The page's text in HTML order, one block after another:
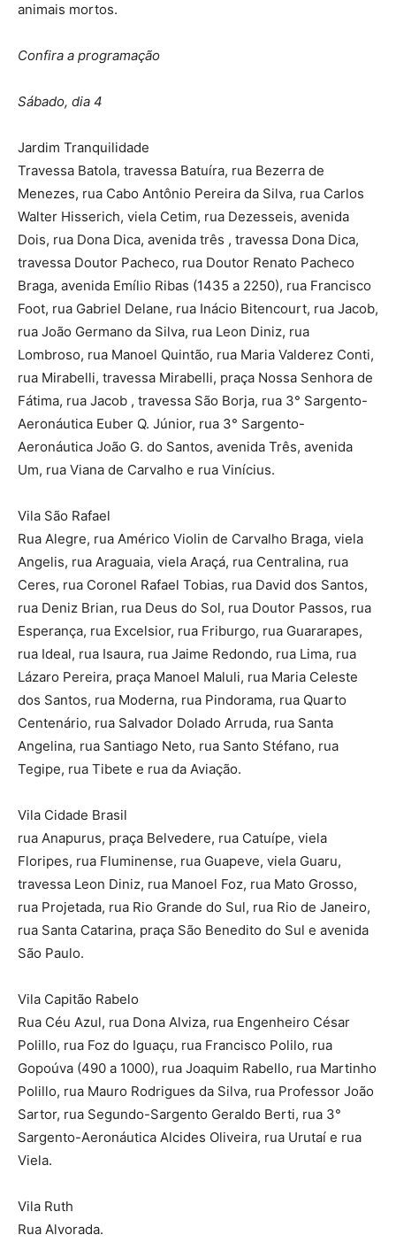
animais mortos.
Confira a programação
Sábado, dia 4
Jardim Tranquilidade
Travessa Batola, travessa Batuíra, rua Bezerra de
Menezes, rua Cabo Antônio Pereira da Silva, rua Carlos
Walter Hisserich, viela Cetim, rua Dezesseis, avenida
Dois, rua Dona Dica, avenida três , travessa Dona Dica,
travessa Doutor Pacheco, rua Doutor Renato Pacheco
Braga, avenida Emílio Ribas (1435 a 2250), rua Francisco
Foot, rua Gabriel Delane, rua Inácio Bitencourt, rua Jacob,
rua João Germano da Silva, rua Leon Diniz, rua
Lombroso, rua Manoel Quintão, rua Maria Valderez Conti,
rua Mirabelli, travessa Mirabelli, praça Nossa Senhora de
Fátima, rua Jacob , travessa São Borja, rua 3° Sargento-
Aeronáutica Euber Q. Júnior, rua 3° Sargento-
Aeronáutica João G. do Santos, avenida Três, avenida
Um, rua Viana de Carvalho e rua Vinícius.
Vila São Rafael
Rua Alegre, rua Américo Violin de Carvalho Braga, viela
Angelis, rua Araguaia, viela Araçá, rua Centralina, rua
Ceres, rua Coronel Rafael Tobias, rua David dos Santos,
rua Deniz Brian, rua Deus do Sol, rua Doutor Passos, rua
Esperança, rua Excelsior, rua Friburgo, rua Guararapes,
rua Ideal, rua Isaura, rua Jaime Redondo, rua Lima, rua
Lázaro Pereira, praça Manoel Maluli, rua Maria Celeste
dos Santos, rua Moderna, rua Pindorama, rua Quarto
Centenário, rua Salvador Dolado Arruda, rua Santa
Angelina, rua Santiago Neto, rua Santo Stéfano, rua
Tegipe, rua Tibete e rua da Aviação.
Vila Cidade Brasil
rua Anapurus, praça Belvedere, rua Catuípe, viela
Floripes, rua Fluminense, rua Guapeve, viela Guaru,
travessa Leon Diniz, rua Manoel Foz, rua Mato Grosso,
rua Projetada, rua Rio Grande do Sul, rua Rio de Janeiro,
rua Santa Catarina, praça São Benedito do Sul e avenida
São Paulo.
Vila Capitão Rabelo
Rua Céu Azul, rua Dona Alviza, rua Engenheiro César
Polillo, rua Foz do Iguaçu, rua Francisco Polilo, rua
Gopoúva (490 a 1000), rua Joaquim Rabello, rua Martinho
Polillo, rua Mauro Rodrigues da Silva, rua Professor João
Sartor, rua Segundo-Sargento Geraldo Berti, rua 3°
Sargento-Aeronáutica Alcides Oliveira, rua Urutaí e rua
Viela.
Vila Ruth
Rua Alvorada.